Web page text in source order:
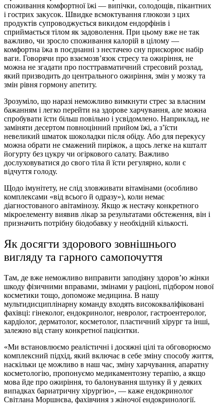
споживання комфортної їжі — випічки, солодощів, пікантних
і гострих закусок. Швидке всмоктування глюкози з цих
продуктів супроводжується викидом ендорфінів і
сприймається тілом як задоволення. При цьому вже не так
важливо, чи зросло споживання калорій в цілому —
комфортна їжа в поєднанні з нестачею сну прискорює набір
ваги. Говорячи про взаємозв’язок стресу та ожиріння, не
можна не згадати про посттравматичний стресовий розлад,
який призводить до центрального ожиріння, змін у мозку та
змін рівня гормону апетиту.
Зрозуміло, що наразі неможливо вимкнути стрес за власним
бажанням і легко перейти на здорове харчування, але можна
спробувати їсти більш повільно і усвідомлено. Наприклад, не
заміняти десертом повноцінний прийом їжі, а з’їсти
невеликий шматок шоколадки після обіду. Або для перекусу
можна обрати не смажений пиріжок, а щось легке на кшталт
йогурту без цукру чи огіркового салату. Важливо
дослуховуватися до свого тіла й їсти регулярно, коли є
відчуття голоду.
Щодо імунітету, не слід зловживати вітамінами (особливо
комплексами «від всього й одразу»), коли немає
діагностованого авітамінозу. Якщо ж нестачу конкретного
мікроелементу виявив лікар за результатами обстеження, він і
призначить потрібну біодобавку у необхідній кількості.
Як досягти здорового зовнішнього
вигляду та гарного самопочуття
Там, де вже неможливо виправити заподіяну здоров’ю жінки
шкоду фізичними вправами, змінами у раціоні, підбором нової
косметики тощо, допоможе медицина. В нашу
мультидисциплінарну команду входять висококваліфіковані
фахівці: гінеколог, ендокринолог, невролог, гастроентеролог,
кардіолог, дерматолог, косметолог, пластичний хірург та інші,
залежно від стану конкретної пацієнтки.
«Ми встановлюємо реалістичні і досяжні цілі та обговорюємо
комплексний підхід, який включає в себе зміну способу життя,
наскільки це можливо в наш час, зміну харчування, апаратну
косметологію, пропонуємо медикаментозну терапію, а якщо
мова йде про ожиріння, то балонування шлунку й у деяких
випадках бариатричну хірургію», — каже ендокринолог
Світлана Моршнєва, фахівчиня з жіночої ендокринології.